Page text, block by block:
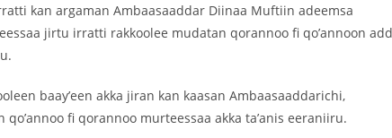
kan argaman Ambaasaaddar Diinaa Muftiin adeemsa
jirtu irratti rakkoolee mudatan qorannoo fi qo’annoon
baay’een akka jiran kan kaasan Ambaasaaddarichi,
fi qorannoo murteessaa akka ta’anis eeraniiru.